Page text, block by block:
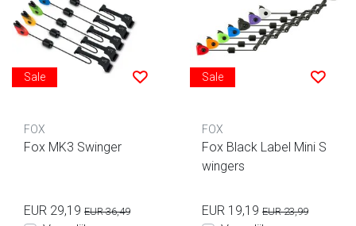
Sale
FOX
Fox MK3 Swinger
EUR 29,19 EUR 36,49
Sale
FOX
Fox Black Label Mini S
wingers
EUR 19,19 EUR 23,99